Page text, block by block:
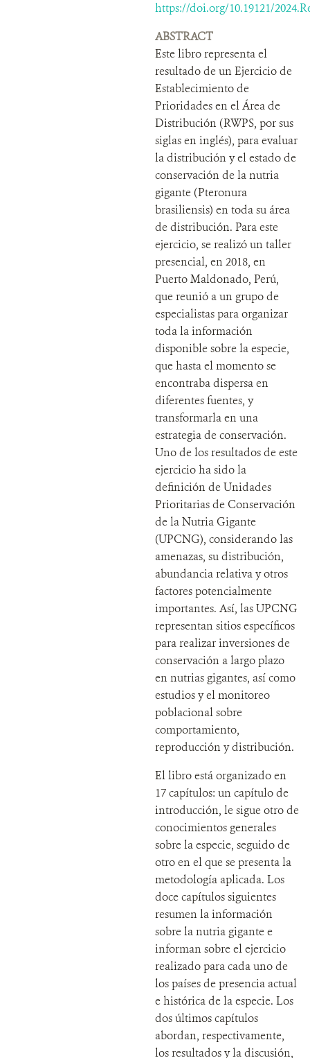
https://doi.org/10.19121/
ABSTRACT
Este libro representa el
resultado de un Ejercicio de
Establecimiento de
Prioridades en el Área de
Distribución (RWPS, por sus
siglas en inglés), para evaluar
la distribución y el estado de
conservación de la nutria
gigante (Pteronura
brasiliensis) en toda su área
de distribución. Para este
ejercicio, se realizó un taller
presencial, en 2018, en
Puerto Maldonado, Perú,
que reunió a un grupo de
especialistas para organizar
toda la información
disponible sobre la especie,
que hasta el momento se
encontraba dispersa en
diferentes fuentes, y
transformarla en una
estrategia de conservación.
Uno de los resultados de este
ejercicio ha sido la
definición de Unidades
Prioritarias de Conservación
de la Nutria Gigante
(UPCNG), considerando las
amenazas, su distribución,
abundancia relativa y otros
factores potencialmente
importantes. Así, las UPCNG
representan sitios específicos
para realizar inversiones de
conservación a largo plazo
en nutrias gigantes, así como
estudios y el monitoreo
poblacional sobre
comportamiento,
reproducción y distribución.
El libro está organizado en
17 capítulos: un capítulo de
introducción, le sigue otro de
conocimientos generales
sobre la especie, seguido de
otro en el que se presenta la
metodología aplicada. Los
doce capítulos siguientes
resumen la información
sobre la nutria gigante e
informan sobre el ejercicio
realizado para cada uno de
los países de presencia actual
e histórica de la especie. Los
dos últimos capítulos
abordan, respectivamente,
los resultados y la discusión,